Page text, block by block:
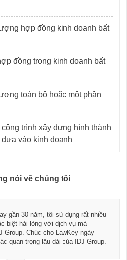
hợp đồng kinh doanh bất
đồng trong kinh doanh bất
toàn bộ hoặc một phần
trình xây dựng hình thành
vào kinh doanh
nói về chúng tôi
Thay mặt Công ty Dương Cafe, tôi
ngũ luật sư, kế toán của LawKey.
dụng dịch vụ tư vấn pháp luật và
Chúc các bạn phát triển hơn, phục